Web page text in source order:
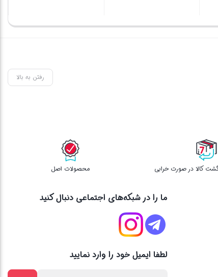
بستن بستن
رفتن به بالا
محصولات اصل
ما را در شبکه‌های اجتماعی دنبال کنید
لطفا ایمیل خود را وارد نمایید